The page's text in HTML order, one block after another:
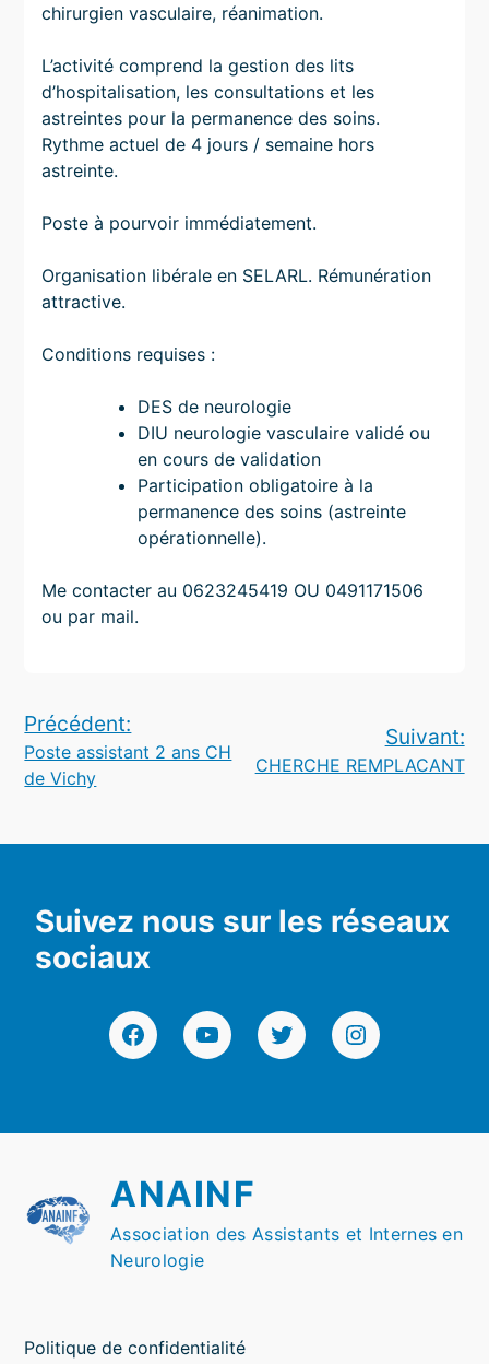
chirurgien vasculaire, réanimation.
L’activité comprend la gestion des lits
d’hospitalisation, les consultations et les
astreintes pour la permanence des soins.
Rythme actuel de 4 jours / semaine hors
astreinte.
Poste à pourvoir immédiatement.
Organisation libérale en SELARL. Rémunération
attractive.
Conditions requises :
DES de neurologie
DIU neurologie vasculaire validé ou
en cours de validation
Participation obligatoire à la
permanence des soins (astreinte
opérationnelle).
Me contacter au 0623245419 OU 0491171506
ou par mail.
Navigation
de
Précédent:
Poste assistant 2 ans CH
de Vichy
Suivant:
CHERCHE REMPLACANT
Suivez nous sur les réseaux
sociaux
FacebookYouTubeTwitterInstagram
ANAINF
Association des Assistants et Internes en
Neurologie
Politique de confidentialité